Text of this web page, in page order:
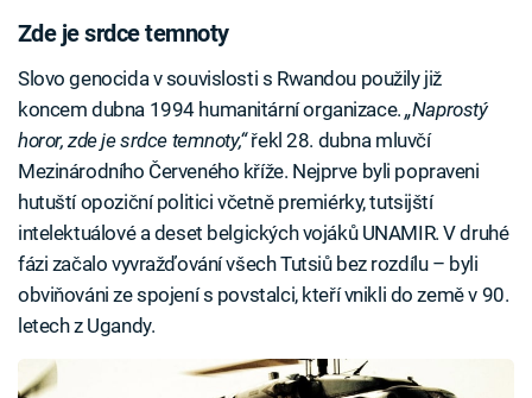
Zde je srdce temnoty
Slovo genocida v souvislosti s Rwandou použily již
koncem dubna 1994 humanitární organizace.„Naprostý
horor, zde je srdce temnoty,“řekl 28. dubna mluvčí
Mezinárodního Červeného kříže. Nejprve byli popraveni
hutuští opoziční politici včetně premiérky, tutsijští
intelektuálové a deset belgických vojáků UNAMIR. V druhé
fázi začalo vyvražďování všech Tutsiů bez rozdílu – byli
obviňováni ze spojení s povstalci, kteří vnikli do země v 90.
letech z Ugandy.